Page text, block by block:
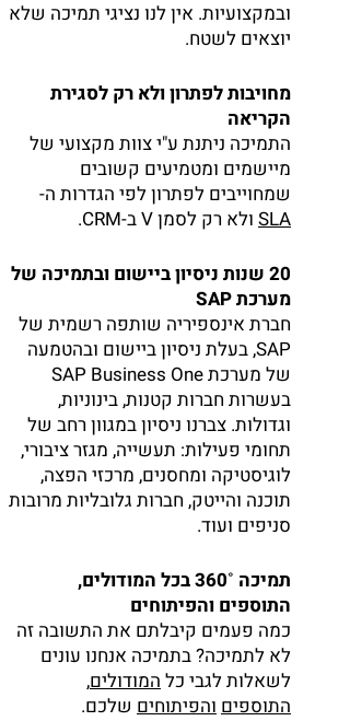
ובמקצועיות. אין לנו נציגי תמיכה שלא
יוצאים לשטח.
מחויבות לפתרון ולא רק לסגירת
הקריאה
התמיכה ניתנת ע"י צוות מקצועי של
מיישמים ומטמיעים קשובים
שמחוייבים לפתרון לפי הגדרות ה-
SLA ולא רק לסמן V ב-CRM.
20 שנות ניסיון ביישום ובתמיכה של
מערכת SAP
חברת אינספיריה שותפה רשמית של
SAP, בעלת ניסיון ביישום ובהטמעה
של מערכת SAP Business One
בעשרות חברות קטנות, בינוניות,
וגדולות. צברנו ניסיון במגוון רחב של
תחומי פעילות: תעשייה, מגזר ציבורי,
לוגיסטיקה ומחסנים, מרכזי הפצה,
תוכנה והייטק, חברות גלובליות מרובות
סניפים ועוד.
תמיכה ˚360 בכל המודולים,
התוספים והפיתוחים
כמה פעמים קיבלתם את התשובה זה
לא לתמיכה? בתמיכה אנחנו עונים
לשאלות לגבי כלהמודולים,
התוספיםוהפיתוחים שלכם.